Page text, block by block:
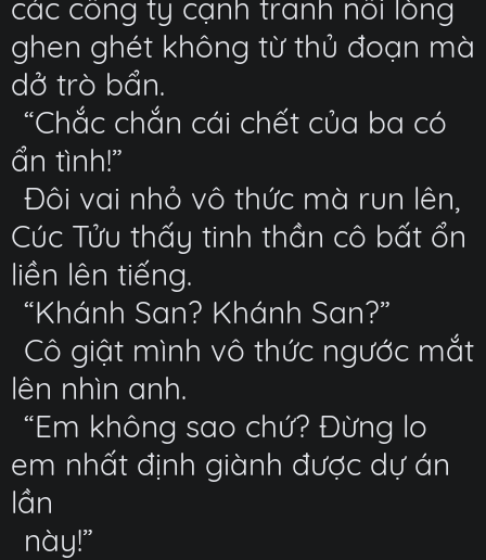
các công ty cạnh tranh nỗi lòng
ghen ghét không từ thủ đoạn mà
dở trò bẩn.
“Chắc chắn cái chết của ba có
ẩn tình!”
Đôi vai nhỏ vô thức mà run lên,
Cúc Tửu thấy tinh thần cô bất ổn
liền lên tiếng.
“Khánh San? Khánh San?”
Cô giật mình vô thức ngước mắt
lên nhìn anh.
“Em không sao chứ? Đừng lo
em nhất định giành được dự án
lần
này!”